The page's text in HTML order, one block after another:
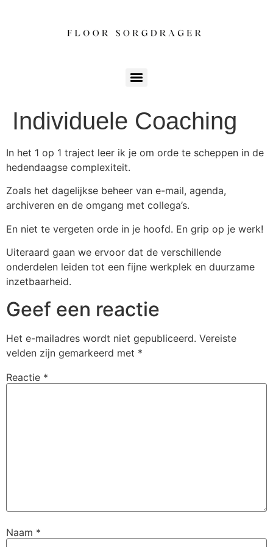
Individuele Coaching
In het 1 op 1 traject leer ik je om orde te scheppen in de
hedendaagse complexiteit.
Zoals het dagelijkse beheer van e-mail, agenda,
archiveren en de omgang met collega’s.
En niet te vergeten orde in je hoofd. En grip op je werk!
Uiteraard gaan we ervoor dat de verschillende
onderdelen leiden tot een fijne werkplek en duurzame
inzetbaarheid.
Geef een reactie
Het e-mailadres wordt niet gepubliceerd. Vereiste
velden zijn gemarkeerd met *
Reactie *
Naam *